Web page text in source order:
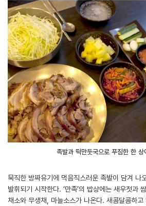
족발과 떡만둣국으로 푸짐한 한 상
묵직한 방짜유기에 먹음직스러운 족발이 담겨 나
발휘되기 시작한다. ‘만족’의 밥상에는 새우젓과
채소와 무생채, 마늘소스가 나온다. 새콤달콤하